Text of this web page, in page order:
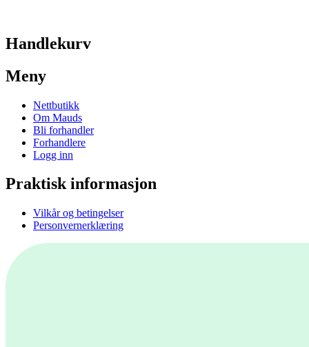
Handlekurv
Meny
Nettbutikk
Om Mauds
Bli forhandler
Forhandlere
Logg inn
Praktisk informasjon
Vilkår og betingelser
Personvernerklæring